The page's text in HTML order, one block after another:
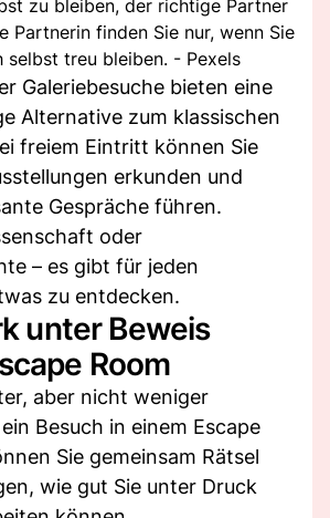
zu bleiben, der richtige Partner
Partnerin finden Sie nur, wenn Sie
selbst treu bleiben. - Pexels
Galeriebesuche bieten eine
Alternative zum klassischen
freiem Eintritt können Sie
erkunden und
Gespräche führen.
oder
– es gibt für jeden
zu entdecken.
unter Beweis
Room
aber nicht weniger
Besuch in einem Escape
Sie gemeinsam Rätsel
wie gut Sie unter Druck